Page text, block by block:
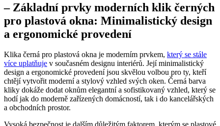
– ⁣Základní prvky moderních​ klik černých
pro plastová okna: Minimalistický design
a ergonomické provedení
Klika ⁣černá pro plastová okna je moderním prvkem, který se ‍stále
více uplatňuje v současném designu interiérů. Její minimalistický
design a ergonomické provedení jsou skvělou​ volbou pro​ ty, kteří
chtějí vytvořit moderní a‍ stylový ⁢vzhled ​svých oken. Černá barva
kliky dokáže dodat oknům elegantní a sofistikovaný vzhled, který se
hodí jak do moderně zařízených domácností, tak i do kancelářských
a obchodních prostor.